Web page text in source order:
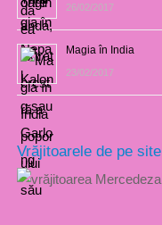
26/02/2017
Magia în India
23/02/2017
Vrăjitoarele de pe site